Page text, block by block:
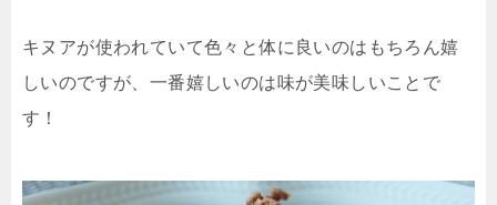
キヌアが使われていて色々と体に良いのはもちろん嬉
しいのですが、一番嬉しいのは味が美味しいことで
す！